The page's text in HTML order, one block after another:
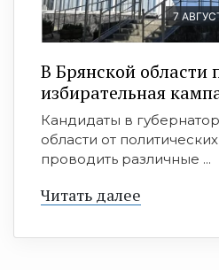
7
В Брянской области
избирательная
Кандидаты в
области от
проводить различные ...
Читать далее